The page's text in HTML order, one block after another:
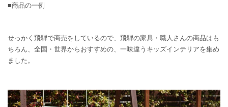
■商品の一例
せっかく飛騨で商売をしているので、飛騨の家具・職人さんの商品はも
ちろん、全国・世界からおすすめの、一味違うキッズインテリアを集め
ました。